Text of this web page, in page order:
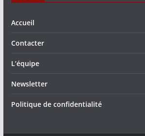
Accueil
Contacter
L’équipe
Newsletter
Politique de confidentialité